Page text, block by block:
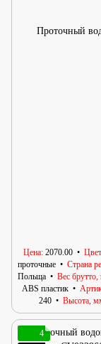
Проточный
Цена 2070.00 Цвет
проточные
Страна
Польща
Вес брутто,
АВS пластик
240
Высота,
4